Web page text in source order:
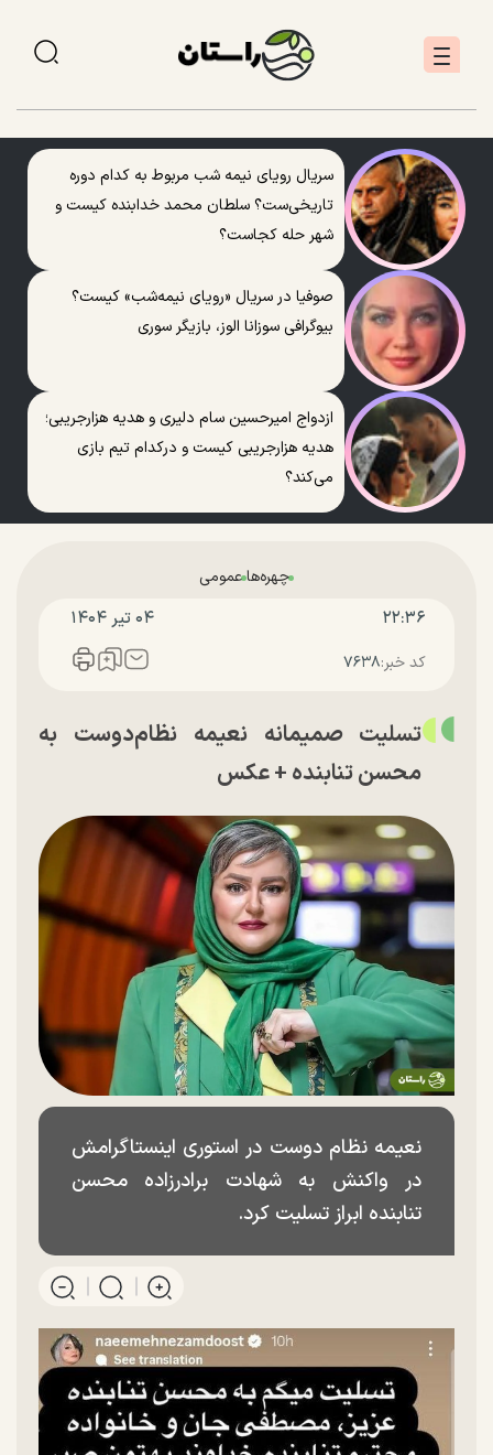
سریال رویای نیمه شب مربوط به کدام دوره
تاریخی‌ست؟ سلطان محمد خدابنده کیست و
شهر حله کجاست؟
صوفیا در سریال «رویای نیمه‌شب» کیست؟
بیوگرافی سوزانا الوز، بازیگر سوری
ازدواج امیرحسین سام دلیری و هدیه هزارجریبی؛
هدیه هزارجریبی کیست و درکدام تیم بازی
می‌کند؟
چهره‌هاعمومی
۲۲:۳۶ ۰۴ تير ۱۴۰۴
کد خبر:۷۶۳۸
تسلیت صمیمانه نعیمه نظام‌دوست به
محسن تنابنده + عکس
نعیمه نظام دوست در استوری اینستاگرامش
در واکنش به شهادت برادرزاده محسن
تنابنده ابراز تسلیت کرد.